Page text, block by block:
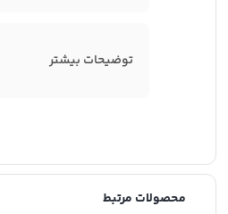
توضیحات بیشتر
محصولات مرتبط